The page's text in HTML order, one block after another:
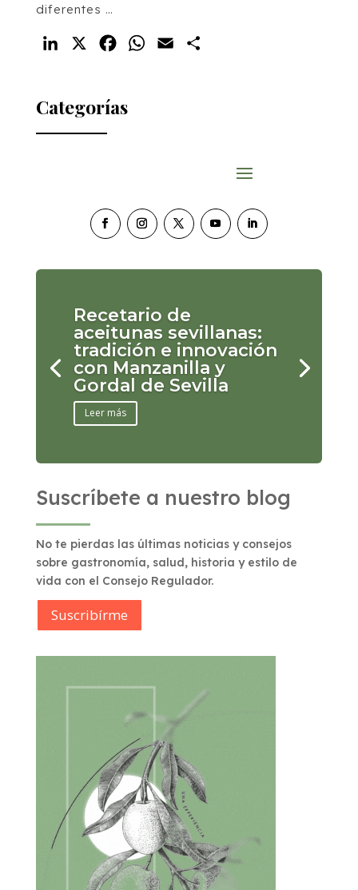
diferentes …
LinkedIn FacebookWhatsApp
Email
Categorías
Recetario de
aceitunas sevillanas:
tradición e innovación
con Manzanilla y
Gordal de Sevilla
Leer más
Suscríbete a nuestro blog
No te pierdas las últimas noticias y consejos
sobre gastronomía, salud, historia y estilo de
vida con el Consejo Regulador.
Suscribírme